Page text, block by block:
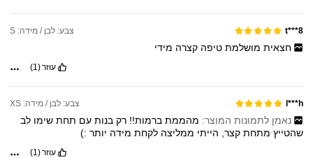
t***8 צבע: לבן / מידה: S
חצאית מושלמת טיפה קצרה מידי
עוזר(1)
l***h צבע: לבן / מידה: XS
נאמן לתמונות המוצר: מהממת ברמות!! רק בנות עם תחת שימו לב
שהטייץ מתחתקצר, הייתי ממליצהלקחת מידה יותר :)
עוזר(1)